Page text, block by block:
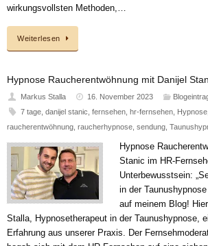
wirkungsvollsten Methoden,…
Weiterlesen
Hypnose Raucherentwöhnung mit Danijel
Markus Stalla 16. November 2023
7 tage, danijel stanic fernsehen, hr-fernsehen, Hypnose,
raucherentwöhnung raucherhypnose sendung
Hypnose
Stanic im HR-
Unterbewusstsein:
in der
auf meinem Blog!
Stalla, Hypnosetherapeut in der Taunushypnose,
Erfahrung aus unserer Praxis. Der